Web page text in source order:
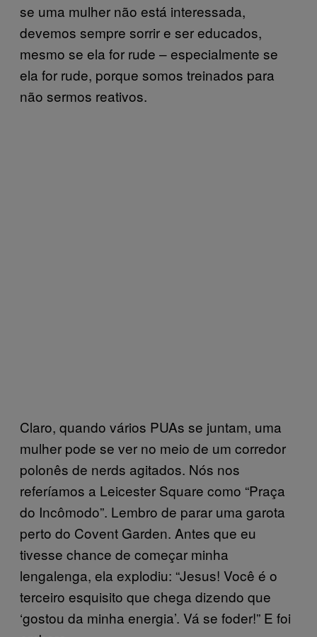
se uma mulher não está interessada,
devemos sempre sorrir e ser educados,
mesmo se ela for rude – especialmente se
ela for rude, porque somos treinados para
não sermos reativos.
Claro, quando vários PUAs se juntam, uma
mulher pode se ver no meio de um corredor
polonês de nerds agitados. Nós nos
referíamos a Leicester Square como “Praça
do Incômodo”. Lembro de parar uma garota
perto do Covent Garden. Antes que eu
tivesse chance de começar minha
lengalenga, ela explodiu: “Jesus! Você é o
terceiro esquisito que chega dizendo que
‘gostou da minha energia’. Vá se foder!” E foi